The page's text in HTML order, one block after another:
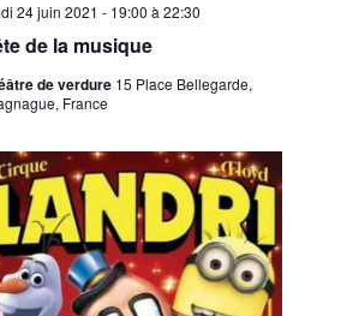
de la musique
24 juin 2021 - 19:00 à22:30
de verdure 15 Place Bellegarde,
France